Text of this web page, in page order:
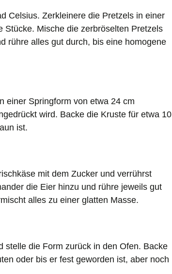
Celsius. Zerkleinere die Pretzels in einer
Stücke. Mische die zerbröselten Pretzels
rühre alles gut durch, bis eine homogene
einer Springform von etwa 24 cm
wird. Backe die Kruste für etwa 10
ist.
mit dem Zucker und verrührst
die Eier hinzu und rühre jeweils gut
alles zu einer glatten Masse.
stelle die Form zurück in den Ofen. Backe
oder bis er fest geworden ist, aber noch